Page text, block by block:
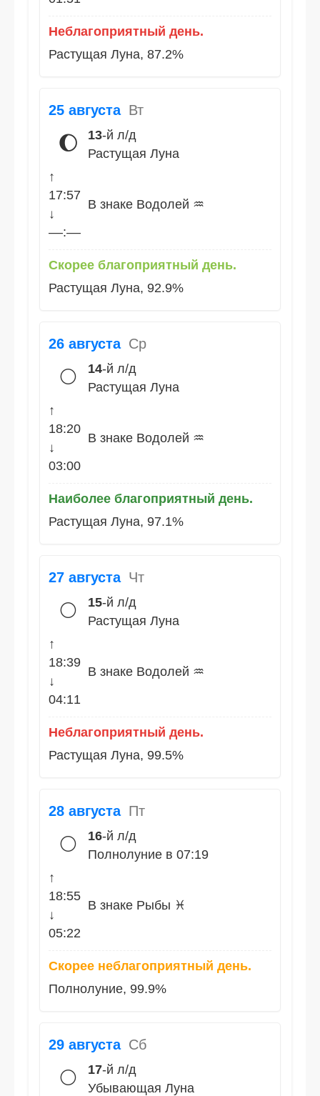
Неблагоприятный день.
Растущая Луна, 87.2%
25 августа Вт
🌔 13-й л/д
Растущая Луна
↑
17:57
↓
––:––
В знаке Водолей ♒
Скорее благоприятный день.
Растущая Луна, 92.9%
26 августа Ср
🌕 14-й л/д
Растущая Луна
↑
18:20
↓
03:00
В знаке Водолей ♒
Наиболее благоприятный день.
Растущая Луна, 97.1%
27 августа Чт
🌕 15-й л/д
Растущая Луна
↑
18:39
↓
04:11
В знаке Водолей ♒
Неблагоприятный день.
Растущая Луна, 99.5%
28 августа Пт
🌕 16-й л/д
Полнолуние в 07:19
↑
18:55
↓
05:22
В знаке Рыбы ♓
Скорее неблагоприятный день.
Полнолуние, 99.9%
29 августа Сб
🌕 17-й л/д
Убывающая Луна